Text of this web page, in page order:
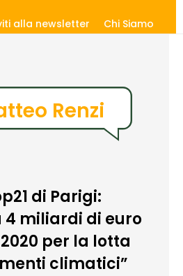
alla newsletter Chi Siamo
Renzi
di Parigi:
4 miliardi di euro
per la lotta
climatici”